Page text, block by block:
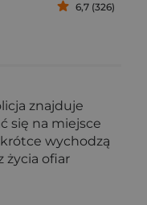
6,7 (326)
znajduje
się na miejsce
wychodzą
życia ofiar